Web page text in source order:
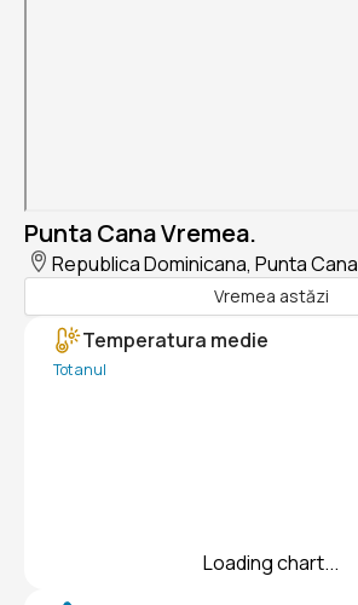
Punta Cana Vremea.
Republica Dominicana, Punta Cana
Vremea astăzi
Temperatura medie
Tot anul
Loading chart...